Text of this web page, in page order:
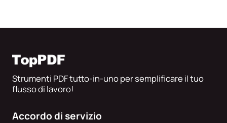
Strumenti PDF tutto-in-uno per semplificare il tuo
flusso di lavoro!
Accordo di servizio